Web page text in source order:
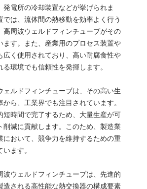
発電所の冷却装置などが挙げられま
では、流体間の熱移動を効率よく行う
高周波ウェルドフィンチューブがその
ます。また、産業用のプロセス装置や
広く使用されており、高い耐腐食性や
環境でも信頼性を発揮します。
ェルドフィンチューブは、その高い生
ら、工業界でも注目されています。
短時間で完了するため、大量生産が可
削減に貢献します。このため、製造業
において、競争力を維持するための重
ます。
波ウェルドフィンチューブは、先進的
造される高性能な熱交換器の構成要素